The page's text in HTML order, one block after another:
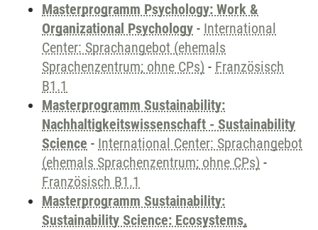
Masterprogramm Psychology: Work &
Organizational Psychology - International
Center: Sprachangebot (ehemals
Sprachenzentrum; ohne CPs) - Französisch
B1.1
Masterprogramm Sustainability:
Nachhaltigkeitswissenschaft - Sustainability
Science - International Center: Sprachangebot
(ehemals Sprachenzentrum; ohne CPs) -
Französisch B1.1
Masterprogramm Sustainability:
Sustainability Science: Ecosystems,